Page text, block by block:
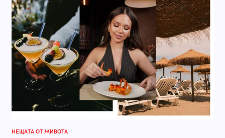
НЕЩАТА ОТ ЖИВОТА